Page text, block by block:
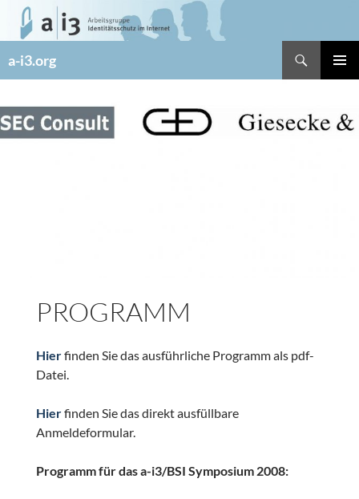
Zum
Inhalt
a-i3.org
PROGRAMM
Hierfinden Sie das ausführliche Programm als pdf-
Datei.
Hierfinden Sie das direkt ausfüllbare
Anmeldeformular.
Programm für das a-i3/BSI Symposium 2008: